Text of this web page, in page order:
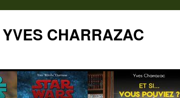
CHARRAZAC